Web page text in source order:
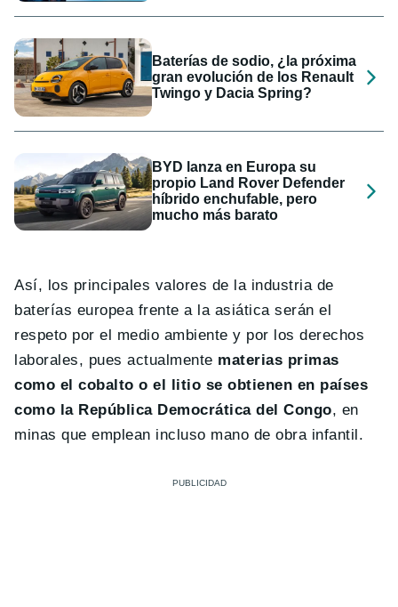
Baterías de sodio, ¿la próxima
gran evolución de los Renault
Twingo y Dacia Spring?
BYD lanza en Europa su
propio Land Rover Defender
híbrido enchufable, pero
mucho más barato
Así, los principales valores de la industria de
baterías europea frente a la asiática serán el
respeto por el medio ambiente y por los derechos
laborales, pues actualmente materias primas
como el cobalto o el litio se obtienen en países
como la República Democrática del Congo, en
minas que emplean incluso mano de obra infantil.